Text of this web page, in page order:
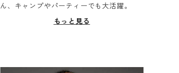
ん、キャンプやパーティーでも大活躍。
もっと見る